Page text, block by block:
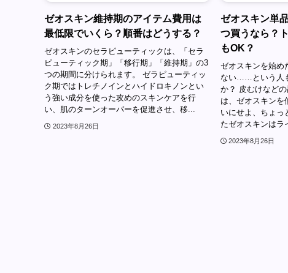
ゼオスキン維持期のアイテム費用は
最低限でいくら？順番はどうする？
ゼオスキンのセラピューティックは、「セラ
ピューティック期」「移行期」「維持期」の3
つの期間に分けられます。 ゼラピューティッ
ク期ではトレチノインとハイドロキノンとい
う強い成分を使った攻めのスキンケアを行
い、肌のターンオーバーを促進させ、移...
2023年8月26日
ゼオスキン単
つ買うなら？
もOK？
ゼオスキンを始め
ない……という人
か？ 皮むけなど
は、ゼオスキンを
いにせよ、ちょっ
たゼオスキンはラ
2023年8月26日